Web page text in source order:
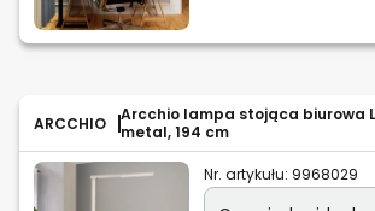
ARCCHIO
Arcchio lampa stojąca biurowa
metal, 194 cm
Nr. artykułu: 9968029